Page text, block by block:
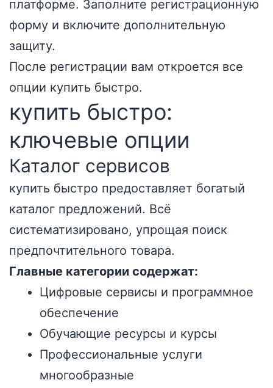
платформе. Заполните регистрационную
форму и включите дополнительную
защиту.
После регистрации вам откроется все
опции купить быстро.
купить быстро:
ключевые опции
Каталог сервисов
купить быстро предоставляет богатый
каталог предложений. Всё
систематизировано, упрощая поиск
предпочтительного товара.
Главные категории содержат:
Цифровые сервисы и программное
обеспечение
Обучающие ресурсы и курсы
Профессиональные услуги
многообразные